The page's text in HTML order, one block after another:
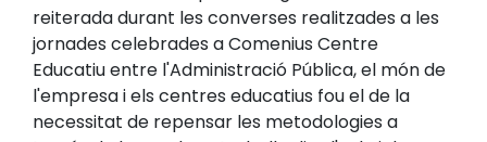
reiterada durant les converses realitzades a les
jornades celebrades a Comenius Centre
Educatiu entre l'Administració Pública, el món de
l'empresa i els centres educatius fou el de la
necessitat de repensar les metodologies a